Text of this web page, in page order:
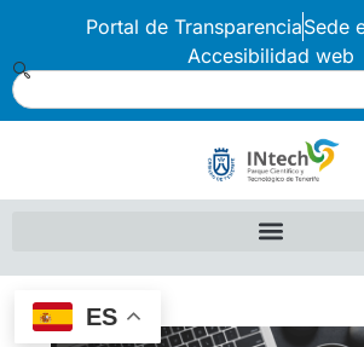
Portal de TransparenciaSede
Accesibilidad web
ES